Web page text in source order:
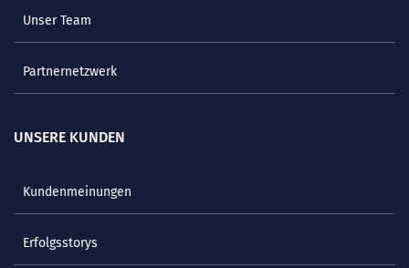
Unser Team
Partnernetzwerk
UNSERE KUNDEN
Kundenmeinungen
Erfolgsstorys